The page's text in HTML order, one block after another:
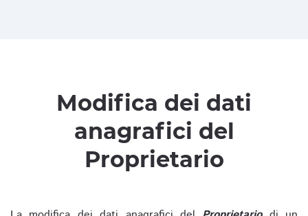
Modifica dei dati
anagrafici del
Proprietario